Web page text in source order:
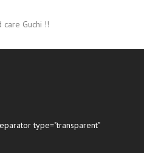
Guchi !!
type="transparent"